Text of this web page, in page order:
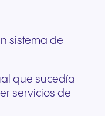
sistema de
que sucedía
servicios de